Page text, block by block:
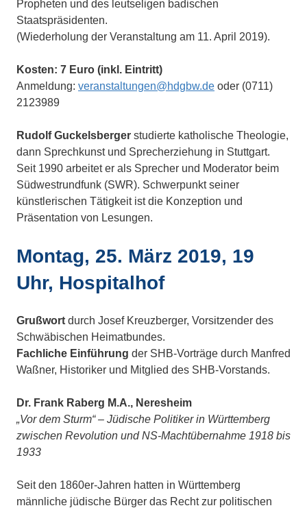
Propheten und des leutseligen badischen
Staatspräsidenten.
(Wiederholung der Veranstaltung am 11. April 2019).
Kosten: 7 Euro (inkl. Eintritt)
Anmeldung: veranstaltungen@hdgbw.de oder (0711)
2123989
Rudolf Guckelsberger studierte katholische Theologie,
dann Sprechkunst und Sprecherziehung in Stuttgart.
Seit 1990 arbeitet er als Sprecher und Moderator beim
Südwestrundfunk (SWR). Schwerpunkt seiner
künstlerischen Tätigkeit ist die Konzeption und
Präsentation von Lesungen.
Montag, 25. März 2019, 19
Uhr, Hospitalhof
Grußwort durch Josef Kreuzberger, Vorsitzender des
Schwäbischen Heimatbundes.
Fachliche Einführung der SHB-Vorträge durch Manfred
Waßner, Historiker und Mitglied des SHB-Vorstands.
Dr. Frank Raberg M.A., Neresheim
„Vor dem Sturm“ – Jüdische Politiker in Württemberg
zwischen Revolution und NS-Machtübernahme 1918 bis
1933
Seit den 1860er-Jahren hatten in Württemberg
männliche jüdische Bürger das Recht zur politischen